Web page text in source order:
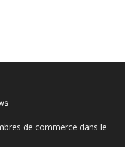
de commerce dans le